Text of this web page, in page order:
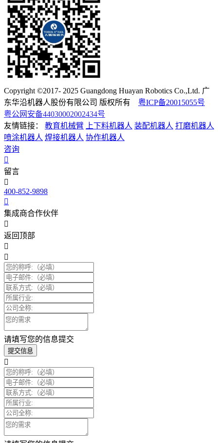
Copyright ©2017- 2025 Guangdong Huayan Robotics Co.,Ltd. 广
东华沿机器人股份有限公司 版权所有 粤ICP备20015055号
粤公网安备44030002002434号
友情链接：
教育机械臂 上下料机器人 装配机器人 打磨机器人
喷涂机器人 焊接机器人 协作机器人
咨询
留言
400-852-9898
集成商合作伙伴
返回顶部
请填写您的信息提交
提交信息